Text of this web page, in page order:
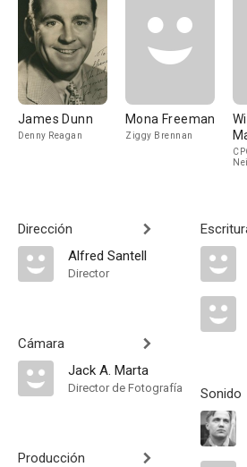
James Dunn
Denny Reagan
Mona Freeman
Ziggy Brennan
Dirección
Alfred Santell
Director
Cámara
Jack A. Marta
Director de Fotografía
Producción
Sonido